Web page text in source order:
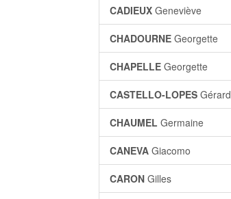
CADIEUX Geneviève
CHADOURNE Georgette
CHAPELLE Georgette
CASTELLO-LOPES Gérard
CHAUMEL Germaine
CANEVA Giacomo
CARON Gilles